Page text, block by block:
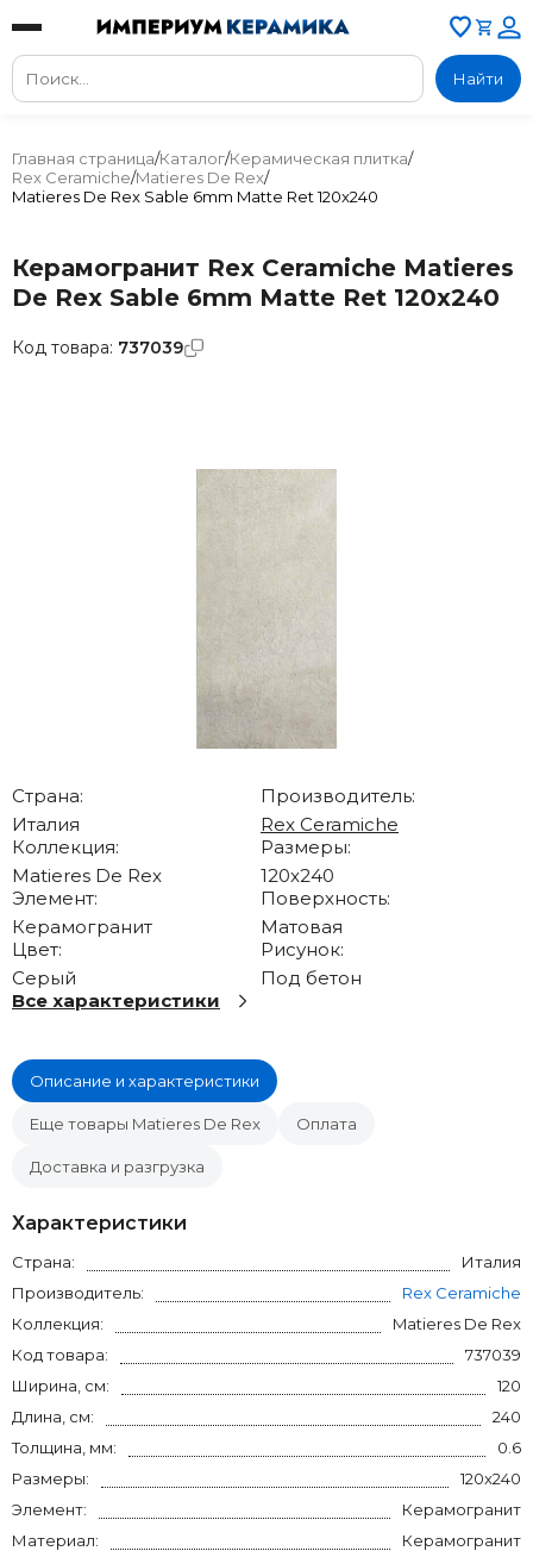
Найти
Главная страница/Каталог/Керамическая плитка/
Rex Ceramiche/Matieres De Rex/
Matieres De Rex Sable 6mm Matte Ret 120x240
Керамогранит Rex Ceramiche Matieres
De Rex Sable 6mm Matte Ret 120x240
Страна:
Италия
Производитель:
Rex Ceramiche
Коллекция:
Matieres De Rex
Размеры:
120x240
Элемент:
Керамогранит
Поверхность:
Матовая
Цвет:
Серый
Рисунок:
Под бетон
Все характеристики
Описание и характеристики
Еще товары Matieres De Rex Оплата
Доставка и разгрузка
Характеристики
Страна:
Италия
Производитель:
Rex Ceramiche
Коллекция:
Matieres De Rex
Код товара:
737039
Ширина, см:
120
Длина, см:
240
Толщина, мм:
0.6
Размеры:
120x240
Элемент:
Керамогранит
Материал:
Керамогранит
Код товара: 737039